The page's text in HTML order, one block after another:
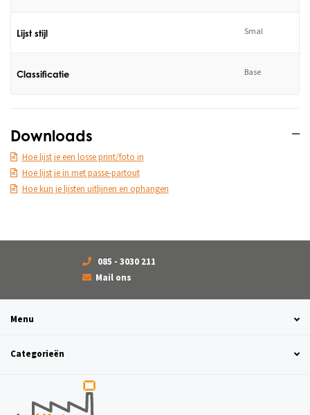
Lijst stijl Smal
Classificatie Base
Downloads
Hoe lijst je een losse print/foto in
Hoe lijst je in met passe-partout
Hoe kun je lijsten uitlijnen en ophangen
085 - 3030 211
Mail ons
Menu
Categorieën